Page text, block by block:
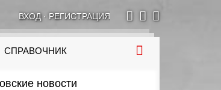
ВХОД· РЕГИСТРАЦИЯ
СПРАВОЧНИК
новости